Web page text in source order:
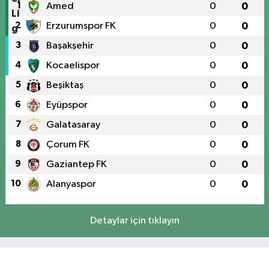
1 Amed 0 0
2 Erzurumspor FK 0 0
3 Başakşehir 0 0
4 Kocaelispor 0 0
5 Beşiktaş 0 0
6 Eyüpspor 0 0
7 Galatasaray 0 0
8 Çorum FK 0 0
9 Gaziantep FK 0 0
10 Alanyaspor 0 0
Detaylar için tıklayın